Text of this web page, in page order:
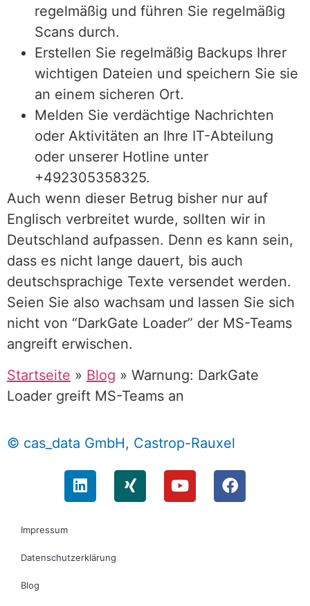
regelmäßig und führen Sie regelmäßig
Scans durch.
Erstellen Sie regelmäßig Backups Ihrer
wichtigen Dateien und speichern Sie sie
an einem sicheren Ort.
Melden Sie verdächtige Nachrichten
oder Aktivitäten an Ihre IT-Abteilung
oder unserer Hotline unter
+492305358325.
Auch wenn dieser Betrug bisher nur auf
Englisch verbreitet wurde, sollten wir in
Deutschland aufpassen. Denn es kann sein,
dass es nicht lange dauert, bis auch
deutschsprachige Texte versendet werden.
Seien Sie also wachsam und lassen Sie sich
nicht von “DarkGate Loader” der MS-Teams
angreift erwischen.
Startseite » Blog » Warnung: DarkGate
Loader greift MS-Teams an
© cas_data GmbH, Castrop-Rauxel
Impressum
Datenschutzerklärung
Blog